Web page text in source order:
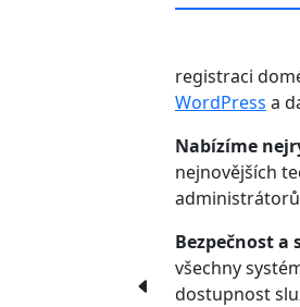
registraci
WordPress a
Nabízíme
nejnovějších
Bezpečnost
všechny
dostupnost